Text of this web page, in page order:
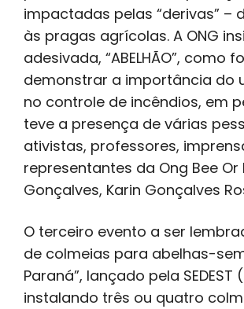
impactadas pelas “derivas”
às pragas agrícolas. A ONG
adesivada, “ABELHÃO”,
demonstrar a importância do
no controle de incêndios, em
teve a presença de várias
ativistas, professores,
representantes da Ong Bee
Gonçalves, Karin Gonçalves
O terceiro evento a ser
de colmeias para abelhas-
Paraná”, lançado pela
instalando três ou quatro